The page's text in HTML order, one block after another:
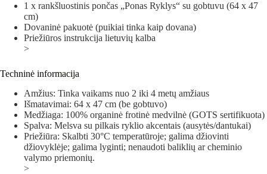
1 x rankšluostinis pončas „Ponas Ryklys“ su gobtuvu (64 x 47
cm)
Dovaninė pakuotė (puikiai tinka kaip dovana)
Priežiūros instrukcija lietuvių kalba
>
Techninė informacija
Amžius: Tinka vaikams nuo 2 iki 4 metų amžiaus
Išmatavimai: 64 x 47 cm (be gobtuvo)
Medžiaga: 100% organinė frotinė medvilnė (GOTS sertifikuota)
Spalva: Melsva su pilkais ryklio akcentais (ausytės/dantukai)
Priežiūra: Skalbti 30°C temperatūroje; galima džiovinti
džiovyklėje; galima lyginti; nenaudoti baliklių ar cheminio
valymo priemonių.
>